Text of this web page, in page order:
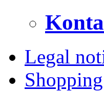
Legal